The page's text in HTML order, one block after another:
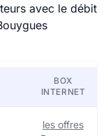
avec le débit
BOX
INTERNET
les offres